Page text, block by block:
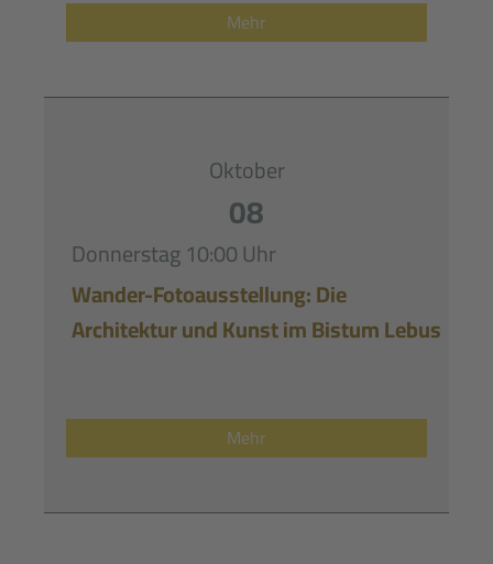
Mehr
Oktober
08
Donnerstag10:00 Uhr
Wander-Fotoausstellung: Die
Architektur und Kunst im Bistum Lebus
Mehr